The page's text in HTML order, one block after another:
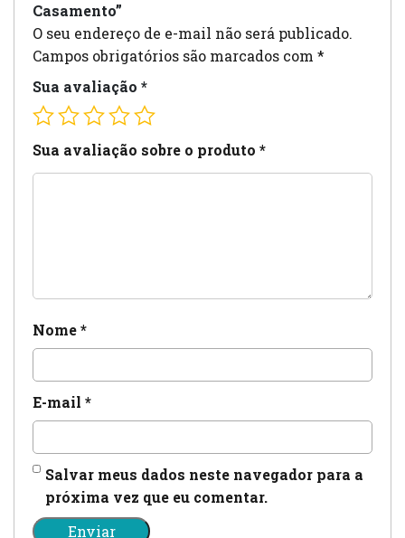
Casamento”
O seu endereço de e-mail não será publicado.
Campos obrigatórios são marcados com *
Sua avaliação *
Sua avaliação sobre o produto *
Nome*
E-mail *
Salvar meus dados neste navegador para a
próxima vez que eu comentar.